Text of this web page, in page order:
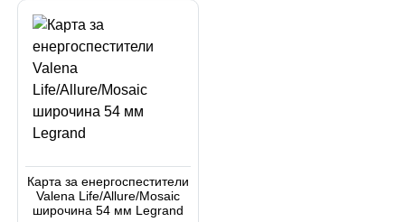
Карта за енергоспестители
Valena Life/Allure/Mosaic
широчина 54 мм Legrand